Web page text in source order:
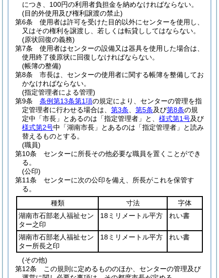
につき、100円の利用者負担金を納めなければならない。
(目的外使用及び権利譲渡の禁止)
第6条
使用者は許可を受けた目的以外にセンターを使用し、
又はその権利を譲渡し、若しくは転貸ししてはならない。
(原状回復の義務)
第7条
使用者はセンターの設備又は器具を使用した場合は、
使用終了後原状に回復しなければならない。
(帳簿の整備)
第8条
市長は、センターの使用者に関する帳簿を整備してお
かなければならない。
(指定管理者による管理)
第9条
条例第13条第1項の規定により、センターの管理を指
定管理者に行わせる場合は、 第3条 第5条及び第8条の規
定中「市長」とあるのは「指定管理者」と、 様式第1号及び
様式第2号中「湖南市長」とあるのは「指定管理者」と読み
替えるものとする。
(職員)
第10条
センターに所長その他必要な職員を置くことができ
る。
(公印)
第11条
センターに次の公印を備え、所長がこれを保管す
る。
種類
寸法
字体
湖南市石部老人福祉セン
ター之印
18ミリメートル平方 れい書
湖南市石部老人福祉セン
ター所長之印
18ミリメートル平方 れい書
(その他)
第12条
この規則に定めるもののほか、センターの管理及び